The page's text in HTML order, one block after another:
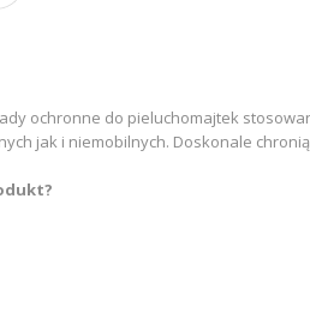
ochronne do pieluchomajtek
jak i niemobilnych. Doskonale